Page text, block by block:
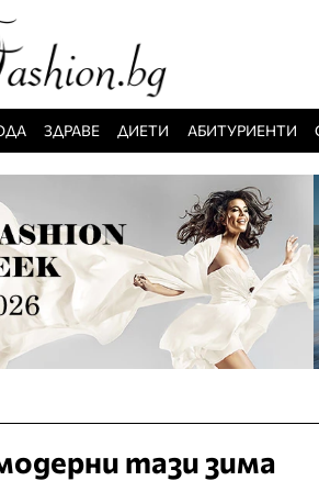
ЗДРАВЕ ДИЕТИ АБИТУРИЕНТИ
тази зима